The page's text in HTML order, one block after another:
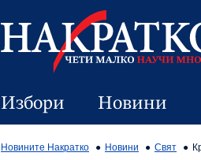
Избори Новини
Новините Накратко Новини Свят